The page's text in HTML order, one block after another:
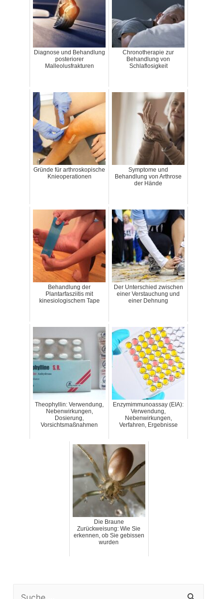
Diagnose und Behandlung
posteriorer
Malleolusfrakturen
Chronotherapie zur
Behandlung von
Schlaflosigkeit
Gründe für arthroskopische
Knieoperationen
Symptome und
Behandlung von Arthrose
der Hände
Behandlung der
Plantarfasziitis mit
kinesiologischem Tape
Der Unterschied zwischen
einer Verstauchung und
einer Dehnung
Theophyllin: Verwendung,
Nebenwirkungen,
Dosierung,
Vorsichtsmaßnahmen
Enzymimmunoassay (EIA):
Verwendung,
Nebenwirkungen,
Verfahren, Ergebnisse
Die Braune
Zurückweisung: Wie Sie
erkennen, ob Sie gebissen
wurden